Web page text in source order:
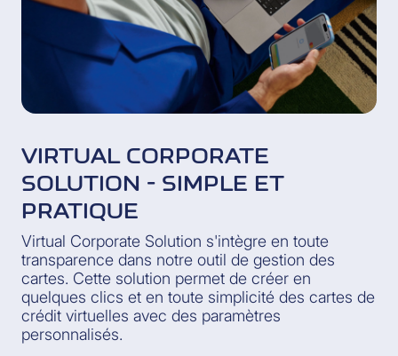
VIRTUAL CORPORATE
SOLUTION - SIMPLE ET
PRATIQUE
Virtual Corporate Solution s'intègre en toute
transparence dans notre outil de gestion des
cartes. Cette solution permet de créer en
quelques clics et en toute simplicité des cartes de
crédit virtuelles avec des paramètres
personnalisés.